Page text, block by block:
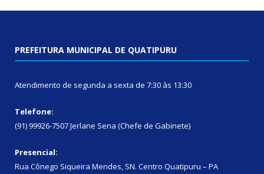
PREFEITURA MUNICIPAL DE QUATIPURU
Atendimento de segunda a sexta de 7:30 às 13:30
Telefone:
(91) 99926-7507 Jerlane Sena (Chefe de Gabinete)
Presencial:
Rua Cônego Siqueira Mendes, SN. Centro Quatipuru – PA